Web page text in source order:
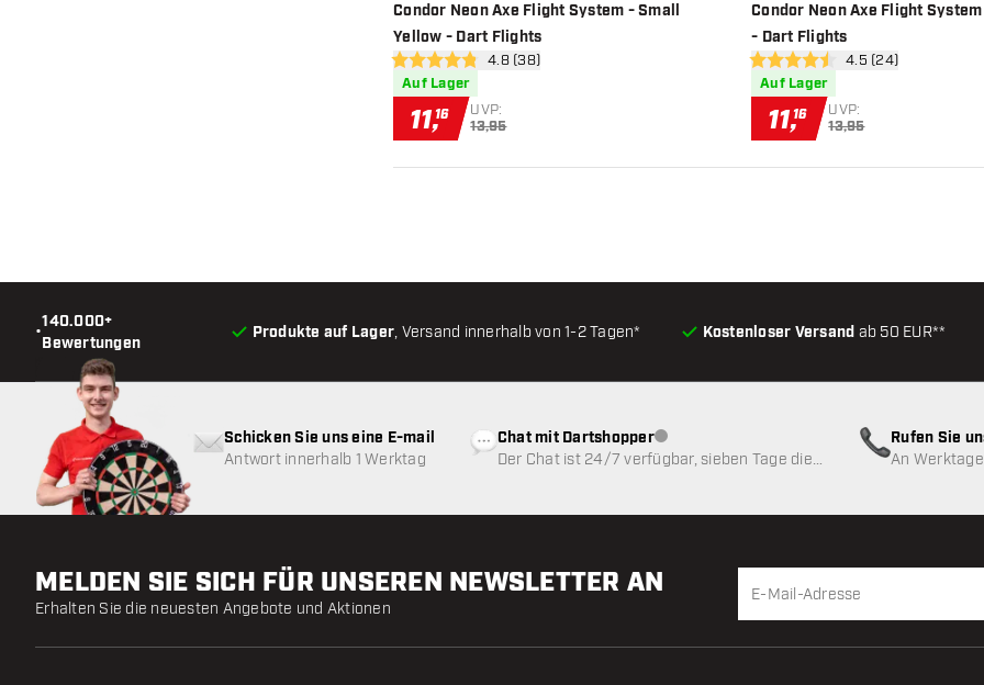
Condor Neon Axe Flight System - Small
Yellow - Dart Flights
Bewertungsbereich öffnen
4.8 Bewertungssterne
4.8 (38)
Auf Lager
11,16 UVP:
13,95
Condor Neon Axe Flight
- Dart Flights
Bewertungsbereich
4.5 Bewertungssterne
4.5 (24)
Auf Lager
11,16 UVP:
13,95
•
140.000+
Bewertungen
Produkte auf Lager, Versand innerhalb von 1-2 Tagen* Kostenloser Versand ab 50 EUR**
Schicken Sie uns eine E-mail
Antwort innerhalb 1 Werktag
Chat mit DartshopperKundenservice nicht verfügbar
Der Chat ist 24/7 verfügbar, sieben Tage die
Rufen Sie
An
MELDEN SIE SICH FÜR UNSEREN NEWSLETTER AN
Erhalten Sie die neuesten Angebote und Aktionen